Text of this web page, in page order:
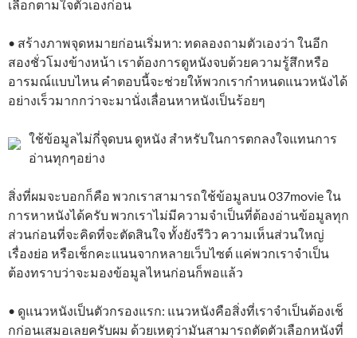
เลือกตามใจตัวเองก่อน
• สร้างภาพจุดหมายก่อนเริ่มหา: ทดลองถามตัวเองว่า ในอีก
สองชั่วโมงข้างหน้า เราต้องการดูหนังจบด้วยความรู้สึกหรือ
อารมณ์แบบไหน คำตอบนี้จะช่วยให้พวกเรากำหนดแนวหนังได้
อย่างเร็วมากกว่าจะมานั่งเลื่อนหาหนังเป็นร้อยๆ
ใช้ข้อมูลไม่กี่จุดบน ดูหนัง สำหรับในการตกลงใจแทนการ
อ่านทุกๆอย่าง
สิ่งที่ผมจะบอกก็คือ พวกเราสามารถใช้ข้อมูลบน 037movie ใน
การหาหนังได้ครับ พวกเราไม่มีความจำเป็นที่ต้องอ่านข้อมูลทุก
ส่วนก่อนที่จะคิดที่จะตัดสินใจ ทั้งยังรีวิว ความเห็นส่วนใหญ่
เรื่องย่อ หรือเช็กคะแนนจากหลายเว็บไซต์ แค่พวกเราจำเป็น
ต้องทราบว่าจะมองข้อมูลไหนก่อนก็พอแล้ว
• ดูแนวหนังเป็นตัวกรองแรก: แนวหนังคือสิ่งที่เราจำเป็นต้องเช็
กก่อนเสมอเลยครับผม ด้วยเหตุว่ามันสามารถตัดตัวเลือกหนังที่